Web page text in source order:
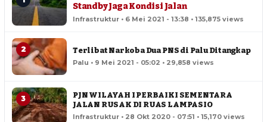
Standby Jaga Kondisi Jalan
Infrastruktur • 6 Mei 2021 - 13:38 • 135,875 views
2 Terlibat Narkoba Dua PNS di Palu Ditangkap
Palu • 9 Mei 2021 - 05:02 • 29,858 views
3
PJN WILAYAH I PERBAIKI SEMENTARA
JALAN RUSAK DI RUAS LAMPASIO
Infrastruktur • 28 Okt 2020 - 07:51 • 15,170 views